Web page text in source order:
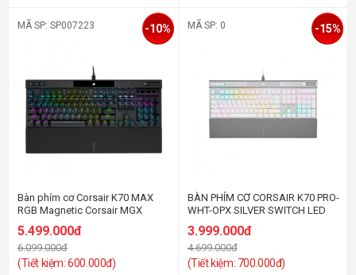
MÃ SP: SP007223
Bàn phím cơ Corsair K70 MAX
RGB Magnetic Corsair MGX
switch
5.499.000đ
6.099.000đ
(Tiết kiệm: 600.000đ)
-10% MÃ SP: 0
BÀN PHÍM CƠ CORSAIR K70 PRO-
WHT-OPX SILVER SWITCH LED
RGB CH-910951A-NA
3.999.000đ
4.699.000đ
(Tiết kiệm: 700.000đ)
-15%